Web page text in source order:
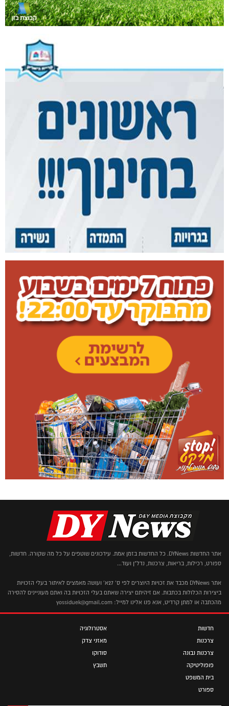
אתר החדשות DYNews. כל החדשות בזמן אמת. עידכונים שוטפים על כל מה שקורה. חדשות,
ספורט, רכילות, בריאות, צרכנות, נדל"ן ועוד...
אתר DYNews מכבד את זכויות היוצרים לפי ס' 27א' ועושה מאמצים לאיתור בעלי הזכויות
ביצירות הכלולות בכתבות. אם זיהיתם יצירה שאתם בעלי הזכויות בה ואתם מעוניינים להסירה
מהכתבה או למתן קרדיט, אנא פנו אלינו למייל: yossiduek@gmail.com
חדשות
צרכנות
צרכנות נבונה
פופוליטיקה
בית המשפט
ספורט
אסטרולוגיה
מאזני צדק
סודוקו
תשבץ